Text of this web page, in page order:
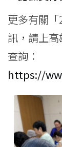
更多有關
訊，請上
查詢：
https://